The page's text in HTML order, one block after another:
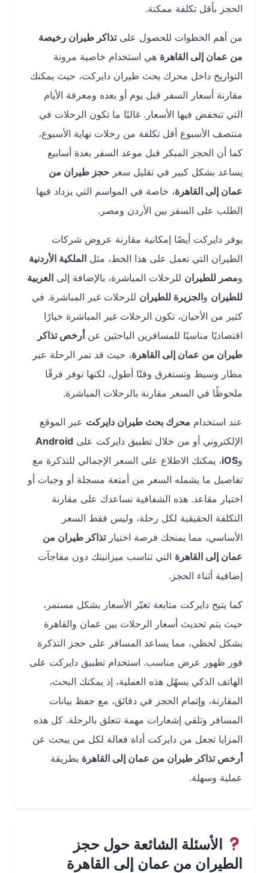
الحجز بأقل تكلفة ممكنة.
من أهم الخطوات للحصول علىتذاكر طيران رخيصة
من عمان إلى القاهرةهي استخدام خاصية مرونة
التواريخ داخل محرك بحث طيران دايركت، حيث يمكنك
مقارنة أسعار السفر قبل يوم أو بعده ومعرفة الأيام
التي تنخفض فيها الأسعار. غالبًا ما تكون الرحلات في
منتصف الأسبوع أقل تكلفة من رحلات نهاية الأسبوع،
كما أن الحجز المبكر قبل موعد السفر بعدة أسابيع
يساعد بشكل كبير في تقليل سعر حجز طيران من
عمان إلى القاهرة، خاصة في المواسم التي يزداد فيها
الطلب على السفر بين الأردن ومصر.
يوفر دايركت أيضًا إمكانية مقارنة عروض شركات
الطيران التي تعمل على هذا الخط، مثلالملكية الأردنية
مصر للطيرانللرحلات المباشرة، بالإضافة إلىالعربية
للطيرانوالجزيرة للطيرانللرحلات غير المباشرة. في
كثير من الأحيان، تكون الرحلات غير المباشرة خيارًا
اقتصاديًا مناسبًا للمسافرين الباحثين عنأرخص تذاكر
طيران من عمان إلى القاهرة، حيث قد تمر الرحلة عبر
مطار وسيط وتستغرق وقتًا أطول، لكنها توفر فرقًا
ملحوظًا في السعر مقارنة بالرحلات المباشرة.
عند استخداممحرك بحث طيران دايركتعبر الموقع
الإلكتروني أو من خلال تطبيق دايركت علىAndroid
، يمكنك الاطلاع على السعر الإجمالي للتذكرة مع
تفاصيل ما يشمله السعر من أمتعة مسجلة أو وجبات أو
اختيار مقاعد. هذه الشفافية تساعدك على مقارنة
التكلفة الحقيقية لكل رحلة، وليس فقط السعر
الأساسي، مما يمنحك فرصة اختيارتذاكر طيران من
عمان إلى القاهرةالتي تناسب ميزانيتك دون مفاجآت
إضافية أثناء الحجز.
كما يتيح دايركت متابعة تغيّر الأسعار بشكل مستمر،
حيث يتم تحديث أسعار الرحلات بين عمان والقاهرة
بشكل لحظي، مما يساعد المسافر على حجز التذكرة
فور ظهور عرض مناسب. استخدام تطبيق دايركت على
الهاتف الذكي يسهّل هذه العملية، إذ يمكنك البحث،
المقارنة، وإتمام الحجز في دقائق، مع حفظ بيانات
المسافر وتلقي إشعارات مهمة تتعلق بالرحلة. كل هذه
المزايا تجعل من دايركت أداة فعالة لكل من يبحث عن
أرخص تذاكر طيران من عمان إلى القاهرةبطريقة
عملية وسهلة.
الأسئلة الشائعة حول حجز
الطيران من عمان إلى القاهرة